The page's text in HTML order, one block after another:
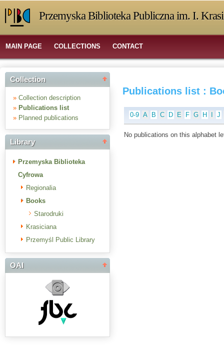
Przemyska Biblioteka Publiczna im. I.
MAIN PAGE COLLECTIONS CONTACT
Collection
» Collection description
» Publications list
» Planned publications
Library
Przemyska Biblioteka
Cyfrowa
Regionalia
Books
Starodruki
Krasiciana
Przemyśl Public Library
OAI
Publications list :
0-9 A B C D E F G H J
No publications on this alphabet